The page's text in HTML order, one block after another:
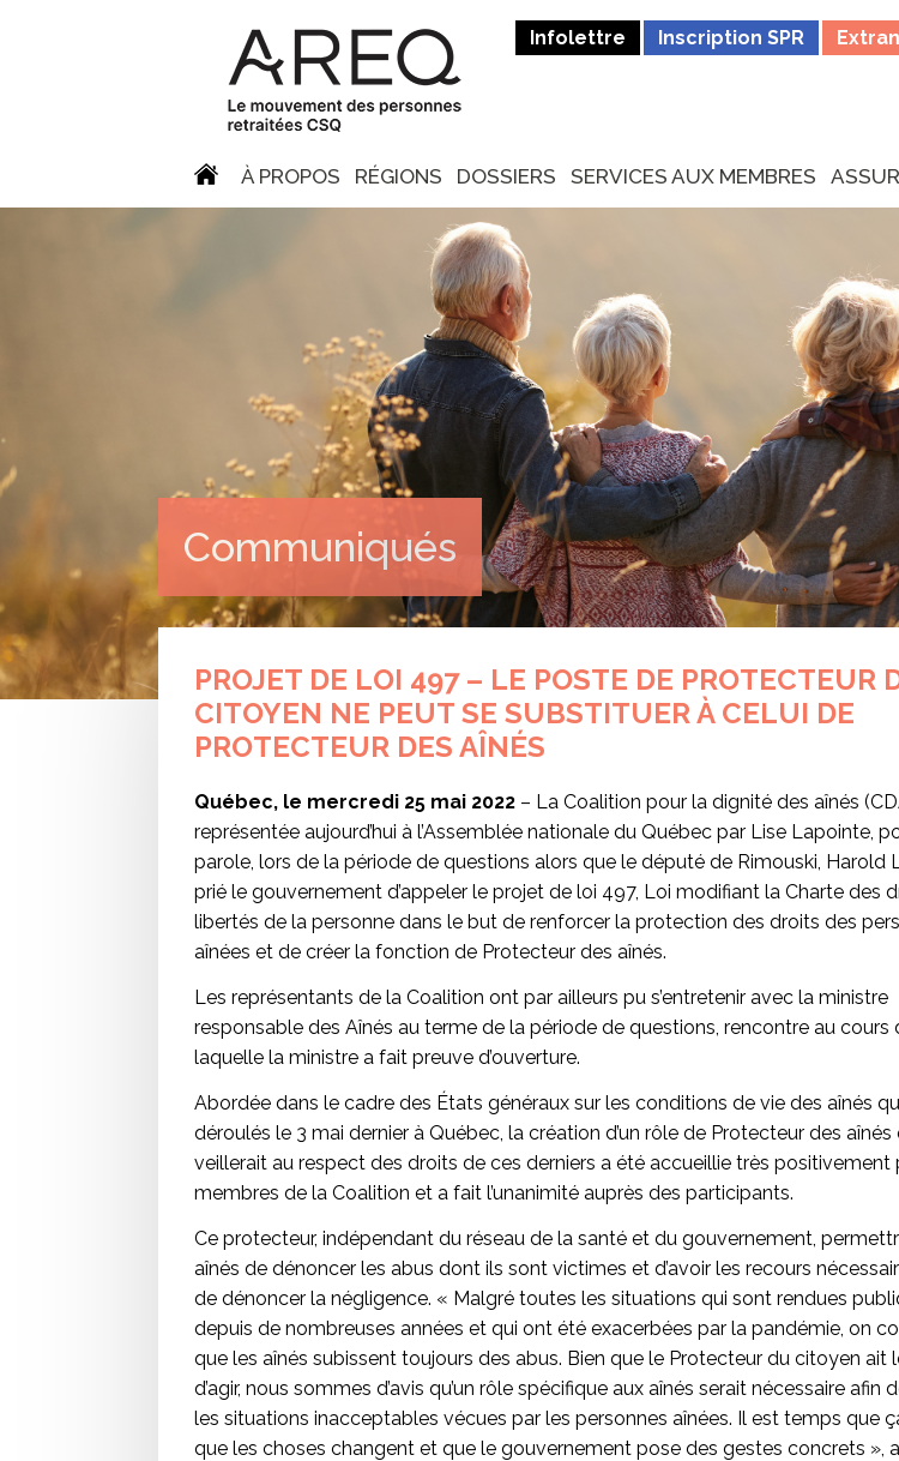
Infolettre Inscription SPR
À PROPOS RÉGIONS DOSSIERS SERVICES AUX MEMBRES
Communiqués
PROJET DE LOI 497 – LE POSTE DE PROTECTEUR
CITOYEN NE PEUT SE SUBSTITUER À CELUI DE
PROTECTEUR DES AÎNÉS
Québec, le mercredi 25 mai 2022 – La Coalition pour la dignité des aînés
représentée aujourd’hui à l’Assemblée nationale du Québec par Lise Lapointe,
parole, lors de la période de questions alors que le député de Rimouski, Harold
prié le gouvernement d’appeler le projet de loi 497, Loi modifiant la Charte des
libertés de la personne dans le but de renforcer la protection des droits des
aînées et de créer la fonction de Protecteur des aînés.
Les représentants de la Coalition ont par ailleurs pu s’entretenir avec la ministre
responsable des Aînés au terme de la période de questions, rencontre au cours
laquelle la ministre a fait preuve d’ouverture.
Abordée dans le cadre des États généraux sur les conditions de vie des aînés
déroulés le 3 mai dernier à Québec, la création d’un rôle de Protecteur des aînés
veillerait au respect des droits de ces derniers a été accueillie très positivement
membres de la Coalition et a fait l’unanimité auprès des participants.
Ce protecteur, indépendant du réseau de la santé et du gouvernement,
aînés de dénoncer les abus dont ils sont victimes et d’avoir les recours
de dénoncer la négligence. « Malgré toutes les situations qui sont rendues
depuis de nombreuses années et qui ont été exacerbées par la pandémie, on
que les aînés subissent toujours des abus. Bien que le Protecteur du citoyen ait
d’agir, nous sommes d’avis qu’un rôle spécifique aux aînés serait nécessaire afin
les situations inacceptables vécues par les personnes aînées. Il est temps que
que les choses changent et que le gouvernement pose des gestes concrets »,